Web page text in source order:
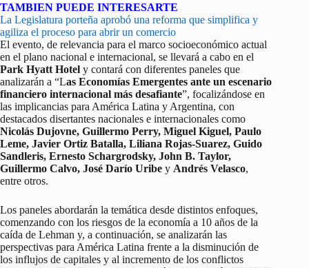
TAMBIEN PUEDE INTERESARTE
La Legislatura porteña aprobó una reforma que simplifica y
agiliza el proceso para abrir un comercio
El evento, de relevancia para el marco socioeconómico actual
en el plano nacional e internacional, se llevará a cabo en el
Park Hyatt Hotel y contará con diferentes paneles que
analizarán a “Las Economías Emergentes ante un escenario
financiero internacional más desafiante”, focalizándose en
las implicancias para América Latina y Argentina, con
destacados disertantes nacionales e internacionales como
Nicolás Dujovne, Guillermo Perry, Miguel Kiguel, Paulo
Leme, Javier Ortiz Batalla, Liliana Rojas-Suarez, Guido
Sandleris, Ernesto Schargrodsky, John B. Taylor,
Guillermo Calvo, José Darío Uribe y Andrés Velasco,
entre otros.
Los paneles abordarán la temática desde distintos enfoques,
comenzando con los riesgos de la economía a 10 años de la
caída de Lehman y, a continuación, se analizarán las
perspectivas para América Latina frente a la disminución de
los influjos de capitales y al incremento de los conflictos